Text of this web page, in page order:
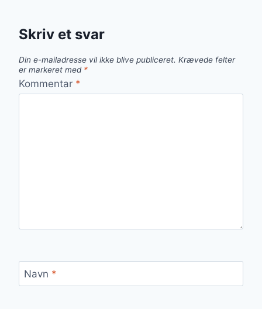
Skriv et svar
Din e-mailadresse vil ikke blive publiceret. Krævede felter
er markeret med *
Kommentar *
Navn *